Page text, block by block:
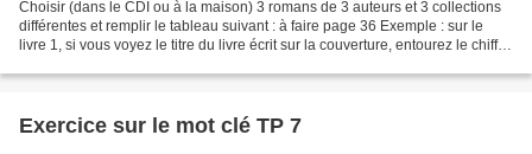
Choisir (dans le CDI ou à la maison) 3 romans de 3 auteurs et 3 collections
différentes et remplir le tableau suivant : à faire page 36 Exemple : sur le
livre 1, si vous voyez le titre du livre écrit sur la couverture, entourez le chiffre
Exercice sur le mot clé TP 7